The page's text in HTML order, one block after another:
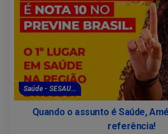
Saúde - SESAU...
Quando o assunto é Saúde,
referência!